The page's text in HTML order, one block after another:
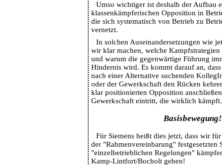
Umso wichtiger ist deshalb der Aufbau
klassenkämpferischen Opposition in
die sich systematisch von Betrieb zu
vernetzt.
In solchen Auseinandersetzungen wie
wir klar machen, welche
und warum die gegenwärtige Führung
Hindernis wird. Es kommt darauf an,
nach einer Alternative suchenden
oder der Gewerkschaft den Rücken
klar positionierten Opposition
Gewerkschaft eintritt, die wirklich kämpft.
Basisbewegung!
Für Siemens heißt dies jetzt, dass wir
der "Rahmenvereinbarung" festgesetzten
"einzelbetrieblichen Regelungen"
Kamp-Lintfort/Bocholt geben!